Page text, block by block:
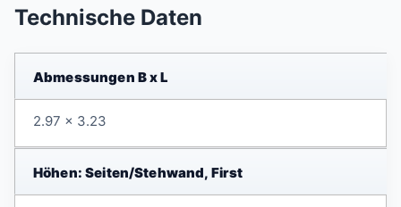
Technische Daten
Abmessungen B x L
2.97 x 3.23
Höhen: Seiten/Stehwand, First